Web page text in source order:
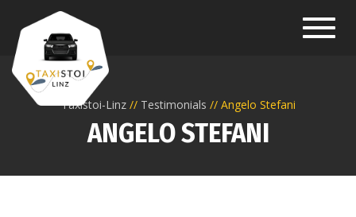
Taxistoi-Linz Testimonials Angelo Stefani
ANGELO STEFANI